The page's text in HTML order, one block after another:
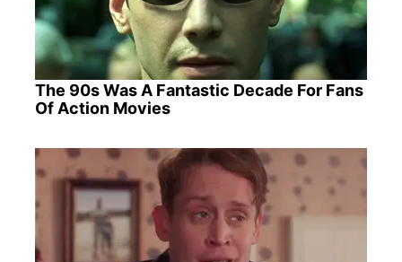
The 90s Was A Fantastic Decade For Fans
Of Action Movies